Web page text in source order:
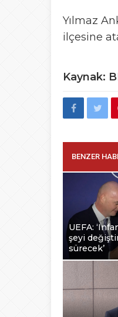
Yılmaz
ilçesine
Kaynak:
BENZER
UEFA:
şeyi
sürecek’